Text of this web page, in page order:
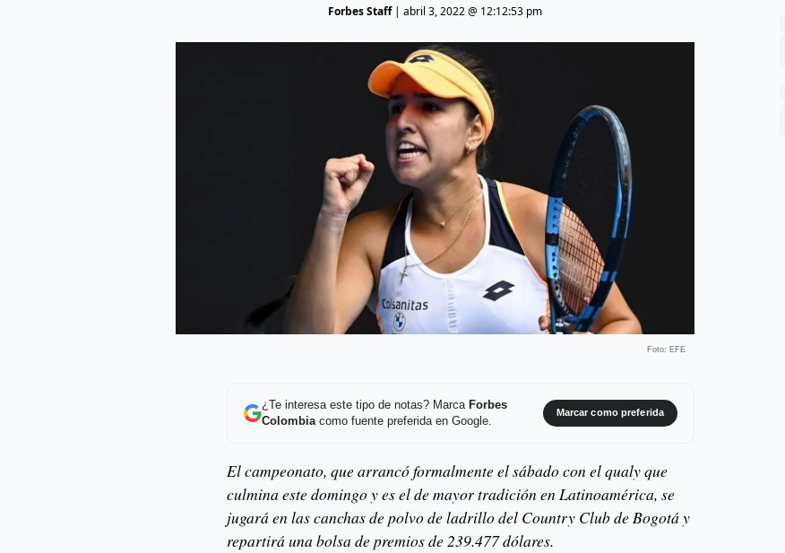
Forbes Staff| abril 3, 2022 @ 12:12:53 pm
Foto: EFE
¿Te interesa este tipo de notas? Marca Forbes
Colombiacomo fuente preferida en Google.
Marcar como preferida
El campeonato, que arrancó formalmente el sábado con el qualy que
culmina este domingo y es el de mayor tradición en Latinoamérica, se
jugará en las canchas de polvo de ladrillo del Country Club de Bogotá y
repartirá una bolsa de premios de 239.477 dólares.